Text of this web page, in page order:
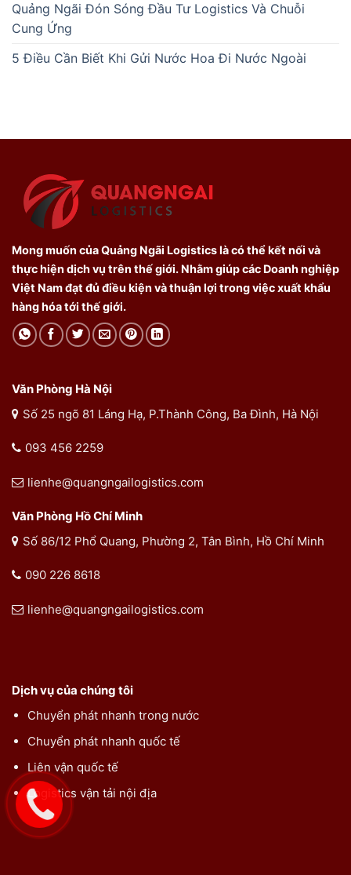
Quảng Ngãi Đón Sóng Đầu Tư Logistics Và Chuỗi
Cung Ứng
5 Điều Cần Biết Khi Gửi Nước Hoa Đi Nước Ngoài
Mong muốn của Quảng Ngãi Logistics là có thể kết nối và
thực hiện dịch vụ trên thế giới. Nhằm giúp các Doanh nghiệp
Việt Nam đạt đủ điều kiện và thuận lợi trong việc xuất khẩu
hàng hóa tới thế giới.
Văn Phòng Hà Nội
Số 25 ngõ 81 Láng Hạ, P.Thành Công, Ba Đình, Hà Nội
093 456 2259
lienhe@quangngailogistics.com
Văn Phòng Hồ Chí Minh
Số 86/12 Phổ Quang, Phường 2, Tân Bình, Hồ Chí Minh
090 226 8618
lienhe@quangngailogistics.com
Dịch vụ của chúng tôi
Chuyển phát nhanh trong nước
Chuyển phát nhanh quốc tế
Liên vận quốc tế
Logistics vận tải nội địa